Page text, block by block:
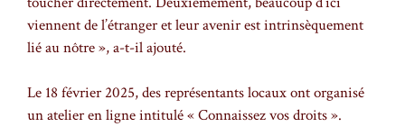
viennent de l’étranger et leur avenir est intrinsèquement
lié au nôtre », a-t-il ajouté.
Le 18 février 2025, des représentants locaux ont organisé
un atelier en ligne intitulé « Connaissez vos droits ».